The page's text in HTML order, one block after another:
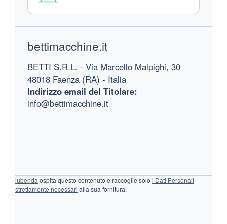
bettimacchine.it
BETTI S.R.L. - Via Marcello Malpighi, 30
48018 Faenza (RA) - Italia
Indirizzo email del Titolare:
info@bettimacchine.it
iubenda ospita questo contenuto e raccoglie solo i Dati Personali
strettamente necessari alla sua fornitura.